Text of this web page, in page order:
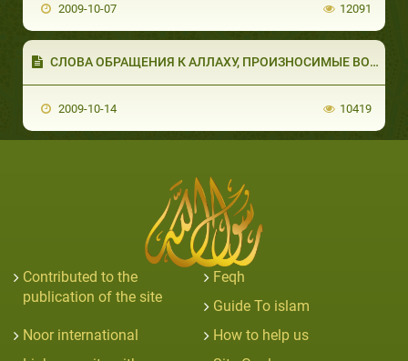
2009-10-07 12091
СЛОВА ОБРАЩЕНИЯ К АЛЛАХУ, ПРОИЗНОСИМЫЕ ВО &#
2009-10-14 10419
Contributed to the
publication of the site
Feqh
Guide To islam
Noor international
How to help us